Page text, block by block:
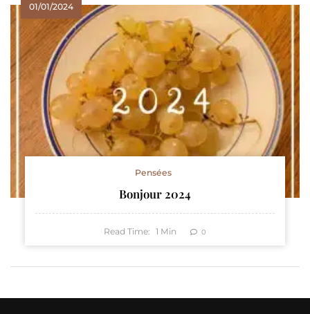
01/01/2024
Pensées
Bonjour 2024
Read Time: 1 Min 0